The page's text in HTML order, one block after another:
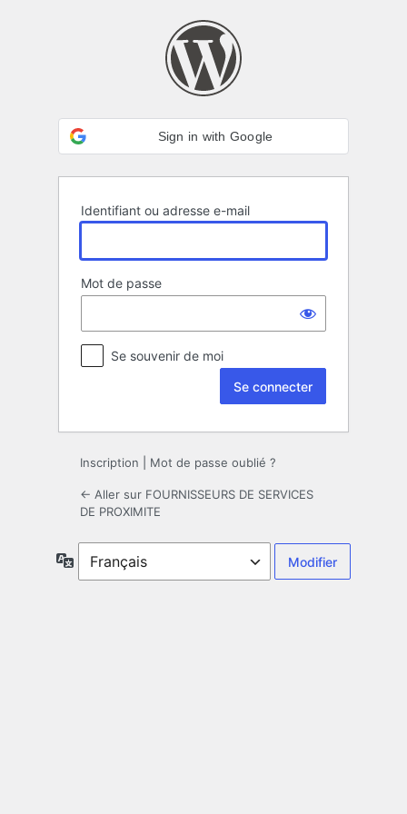
Sign in with Google
Identifiant ou adresse e-mail
Mot de passe
Se souvenir de moi
Inscription Mot de passe oublié ?
← Aller sur FOURNISSEURS DE SERVICES
DE PROXIMITE
Langue